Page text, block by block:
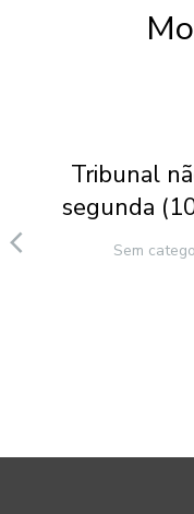
Tribunal
segunda
Sem